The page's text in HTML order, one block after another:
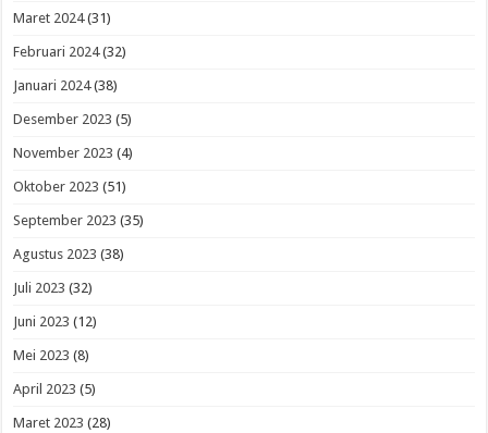
Maret 2024(31)
Februari 2024(32)
Januari 2024(38)
Desember 2023 (5)
November 2023 (4)
Oktober 2023 (51)
September 2023 (35)
Agustus 2023 (38)
Juli 2023 (32)
Juni 2023 (12)
Mei 2023 (8)
April 2023 (5)
Maret 2023 (28)